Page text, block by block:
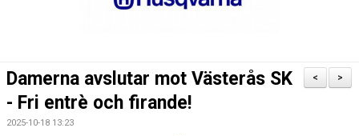
FÖRENINGSKALENDER
>
<
Damerna avslutar mot Västerås SK
- Fri entrè och firande!
2025-10-18 13:23